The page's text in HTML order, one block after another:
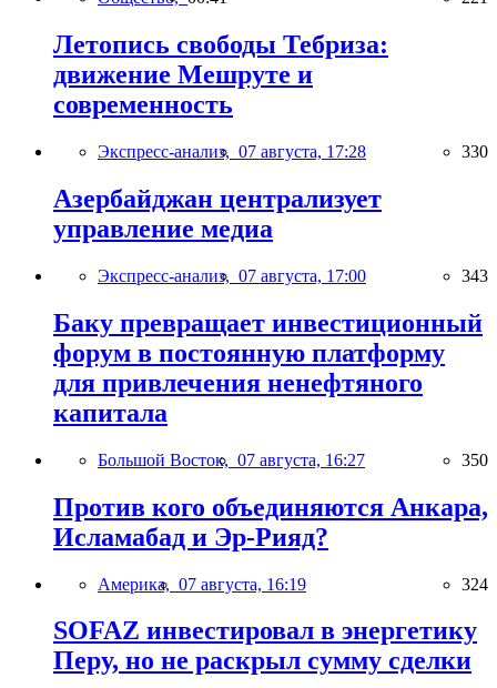
Летопись свободы Тебриза:
движение Мешруте и
современность
Экспресс-анализ, 07 августа, 17:28 330
Азербайджан централизует
управление медиа
Экспресс-анализ, 07 августа, 17:00 343
Баку превращает инвестиционный
форум в постоянную платформу
для привлечения ненефтяного
капитала
Большой Восток, 07 августа, 16:27 350
Против кого объединяются Анкара,
Исламабад и Эр-Рияд?
Америка, 07 августа, 16:19 324
SOFAZ инвестировал в энергетику
Перу, но не раскрыл сумму сделки